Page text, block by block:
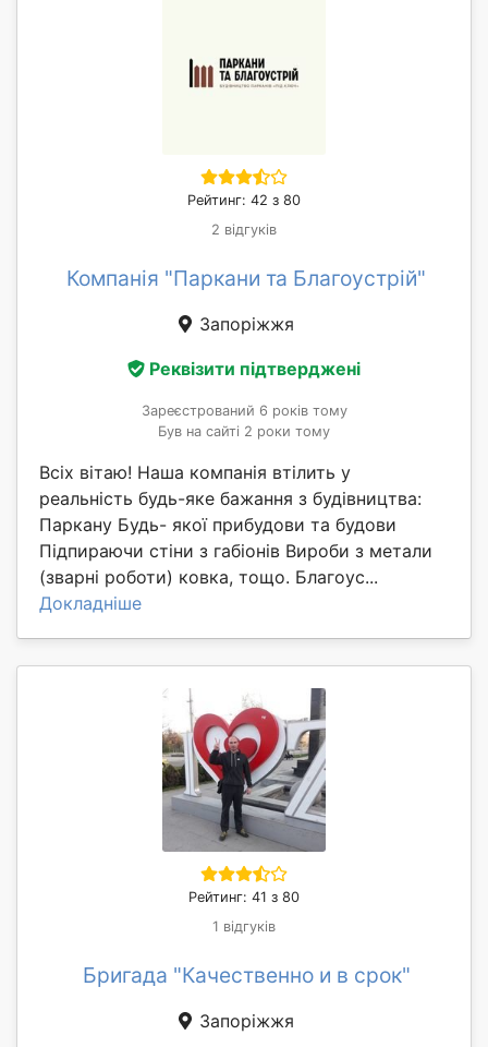
Рейтинг: 42 з 80
2 відгуків
Компанія "Паркани та Благоустрій"
Запоріжжя
Реквізити підтверджені
Зареєстрований 6 років тому
Був на сайті 2 роки тому
Всіх вітаю! Наша компанія втілить у
реальність будь-яке бажання з будівництва:
Паркану Будь- якої прибудови та будови
Підпираючи стіни з габіонів Вироби з метали
(зварні роботи) ковка, тощо. Благоус...
Докладніше
Рейтинг: 41 з 80
1 відгуків
Бригада "Качественно и в срок"
Запоріжжя